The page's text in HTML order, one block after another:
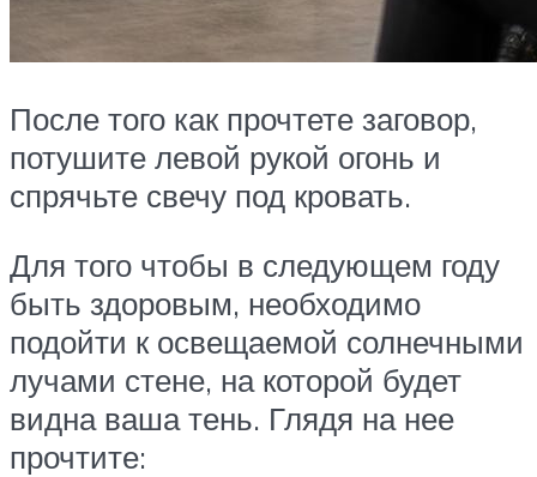
После того как прочтете заговор,
потушите левой рукой огонь и
спрячьте свечу под кровать.
Для того чтобы в следующем году
быть здоровым, необходимо
подойти к освещаемой солнечными
лучами стене, на которой будет
видна ваша тень. Глядя на нее
прочтите: